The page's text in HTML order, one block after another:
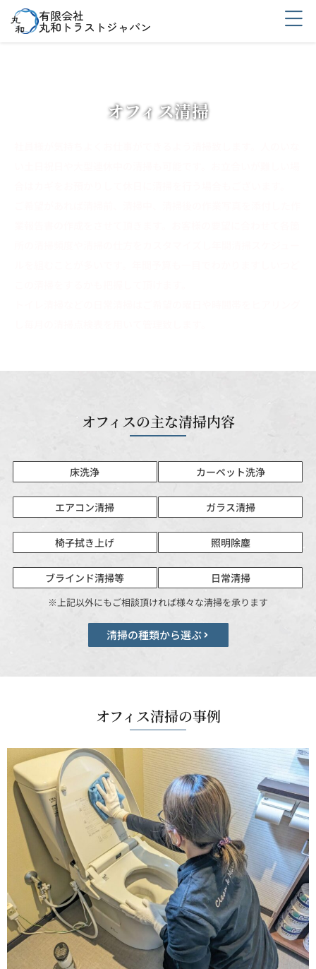
有限会社
丸和トラストジャパン
オフィス清掃
オフィスの主な清掃内容
床洗浄 カーペット洗浄
エアコン清掃 ガラス清掃
椅子拭き上げ 照明除塵
ブラインド清掃等 日常清掃
※上記以外にもご相談頂ければ様々な清掃を承ります
清掃の種類から選ぶ
オフィス清掃の事例